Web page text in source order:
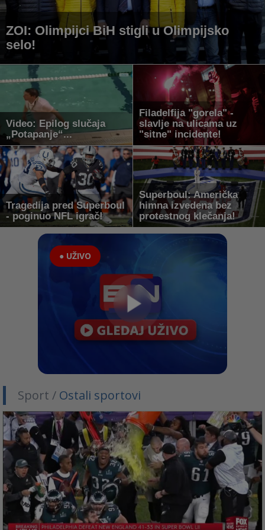
ZOI: Olimpijci BiH stigli u Olimpijsko
selo!
Video: Epilog slučaja
„Potapanje“...
Filadelfija "gorela" -
slavlje na ulicama uz
"sitne" incidente!
Tragedija pred Superboul
- poginuo NFL igrač!
Superboul: Američka
himna izvedena bez
protestnog klečanja!
● UŽIVO
Sport / Ostali sportovi